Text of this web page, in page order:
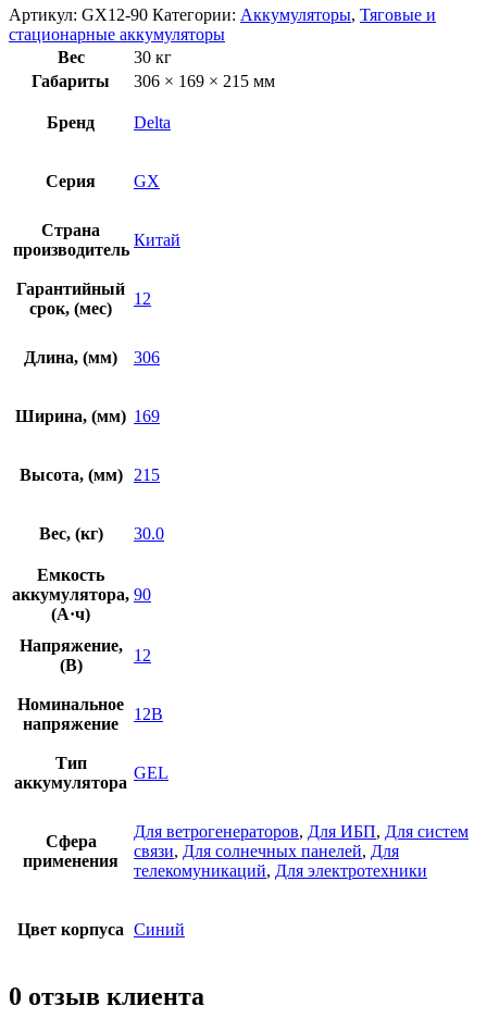
Артикул: GX12-90 Категории: Аккумуляторы, Тяговые и
стационарные аккумуляторы
Вес
30 кг
Габариты
306 × 169 × 215 мм
Бренд Delta
Серия GX
Страна
производитель
Китай
Гарантийный
срок, (мес)
12
Длина, (мм) 306
Ширина, (мм) 169
Высота, (мм) 215
Вес, (кг) 30.0
Емкость
аккумулятора,
(А·ч)
90
Напряжение,
(В)
12
Номинальное
напряжение
12В
Тип
аккумулятора
GEL
Сфера
применения
Для ветрогенераторов, Для ИБП, Для систем
связи, Для солнечных панелей, Для
телекомуникаций, Для электротехники
Цвет корпуса Синий
0 отзыв клиента